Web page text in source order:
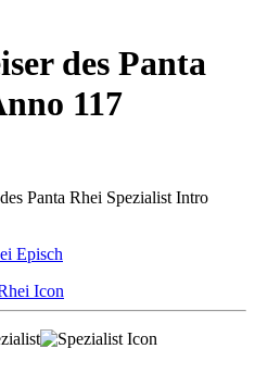
des Panta
117
Episch